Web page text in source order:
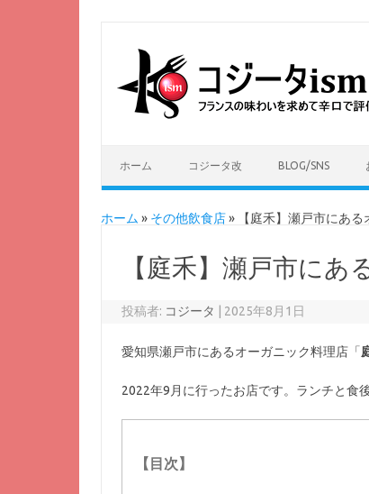
ホーム コジータ改 BLOG/SNS
ホーム » その他飲食店» 【庭禾】瀬戸市にあ
【庭禾】瀬戸市に
投稿者: コジータ 2025年8月1日
愛知県瀬戸市にあるオーガニック料理店「
2022年9月に行ったお店です。ランチと食
【目次】